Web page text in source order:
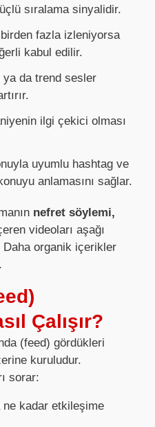
sıralama sinyalidir.
fazla izleniyorsa
kabul edilir.
ya da trend sesler
ilgi çekici olması
uyumlu hashtag ve
anlamasını sağlar.
nefret söylemi,
videoları aşağı
organik içerikler
Çalışır?
(feed) gördükleri
kuruludur.
sorar:
ne kadar etkileşime